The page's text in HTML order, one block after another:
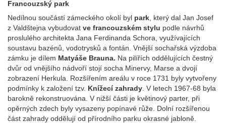
Francouzský park
Nedílnou součástí zámeckého okolí byl park , který dal Jan Josef
z Valdštejna vybudovat ve francouzském stylu podle návrhů
proslulého architekta Jana Ferdinanda Schora, využívajících
soustavu bazénů, vodotrysků a fontán. Vnější sochařská výzdoba
zámku je dílem Matyáše Brauna. Na pilířích oddělujících čestný
dvůr od vnějšího nádvoří stojí socha Minervy, Marse a dvojí
zobrazení Herkula. Rozšířením areálu v roce 1731 byly vytvořeny
podmínky k založení tzv. Knížecí zahrady . V letech 1967-68 byla
barokně rekonstruována. V nižší části je květinový parter, při
opěrných zdech byly vysazeny popínavé růže. Dolní rozšířenou
část zahrady oddělují od přírodního parku okrasné jabloně.